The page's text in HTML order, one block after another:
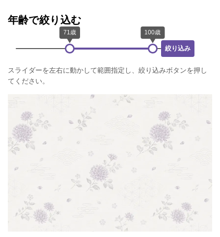
年齢で絞り込む
絞り込み
スライダーを左右に動かして範囲指定し、絞り込みボタンを押し
てください。